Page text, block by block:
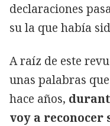
declaraciones
su la que había
A raíz de este
unas palabras
hace años,
voy a reconocer